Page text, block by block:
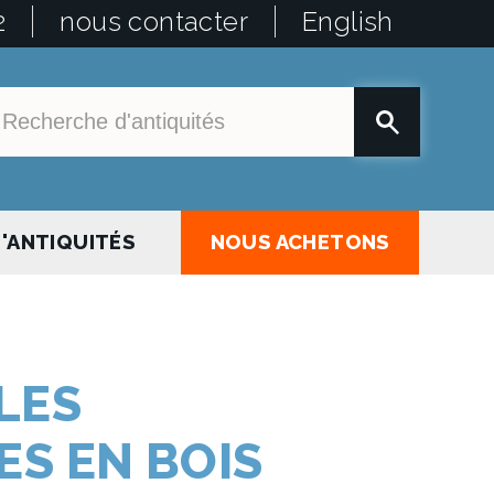
nous contacter English
NOUS ACHETONS
EN BOIS